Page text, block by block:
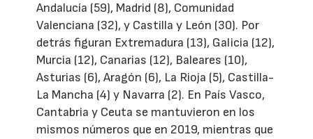
Andalucía (59), Madrid (8), Comunidad
Valenciana (32), y Castilla y León (30). Por
detrás figuran Extremadura (13), Galicia (12),
Murcia (12), Canarias (12), Baleares (10),
Asturias (6), Aragón (6), La Rioja (5), Castilla-
La Mancha (4) y Navarra (2). En País Vasco,
Cantabria y Ceuta se mantuvieron en los
mismos números que en 2019, mientras que